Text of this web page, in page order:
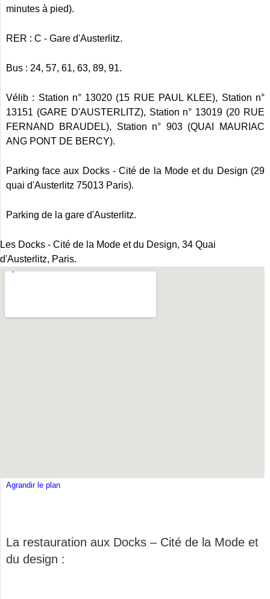
minutes à pied).
RER : C - Gare d'Austerlitz.
Bus : 24, 57, 61, 63, 89, 91.
Vélib : Station n° 13020 (15 RUE PAUL KLEE), Station n°
13151 (GARE D'AUSTERLITZ), Station n° 13019 (20 RUE
FERNAND BRAUDEL), Station n° 903 (QUAI MAURIAC
ANG PONT DE BERCY).
Parking face aux Docks - Cité de la Mode et du Design (29
quai d'Austerlitz 75013 Paris).
Parking de la gare d'Austerlitz.
Les Docks - Cité de la Mode et du Design, 34 Quai
d'Austerlitz, Paris.
Agrandir le plan
La restauration aux Docks – Cité de la Mode et
du design :